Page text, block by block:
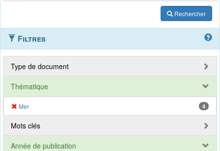
Rechercher
Filtres
Type de document
Thématique
Mer 4
Mots clés
Année de publication